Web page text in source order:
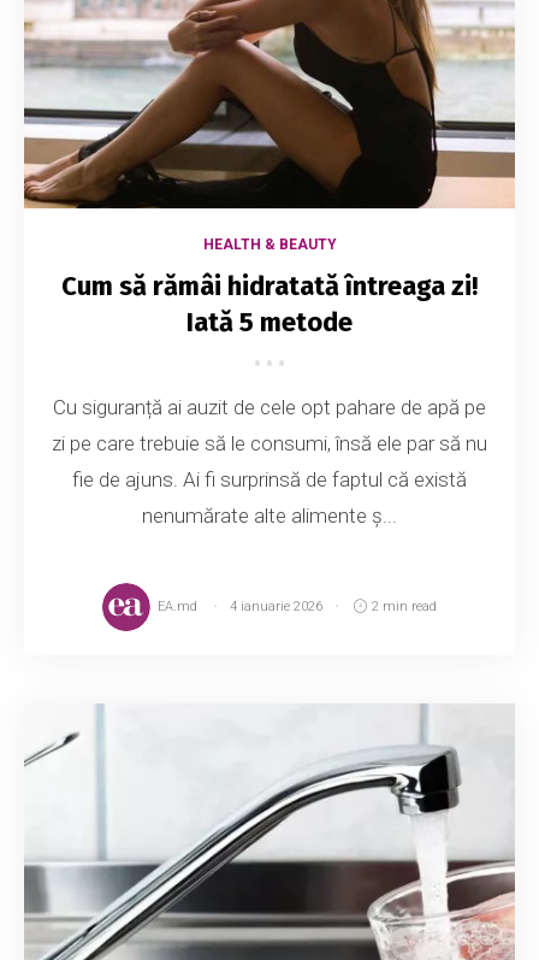
HEALTH & BEAUTY
Cum să rămâi hidratată întreaga zi!
Iată 5 metode
Cu siguranță ai auzit de cele opt pahare de apă pe
zi pe care trebuie să le consumi, însă ele par să nu
fie de ajuns. Ai fi surprinsă de faptul că există
nenumărate alte alimente ș...
EA.md 4 ianuarie 2026 2 min read